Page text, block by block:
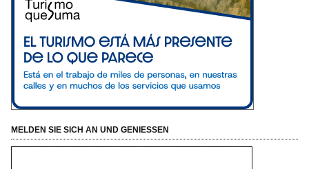
MELDEN SIE SICH AN UND GENIESSEN